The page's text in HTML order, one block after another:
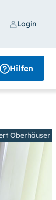
Login
Hilfen
Oberhäuser